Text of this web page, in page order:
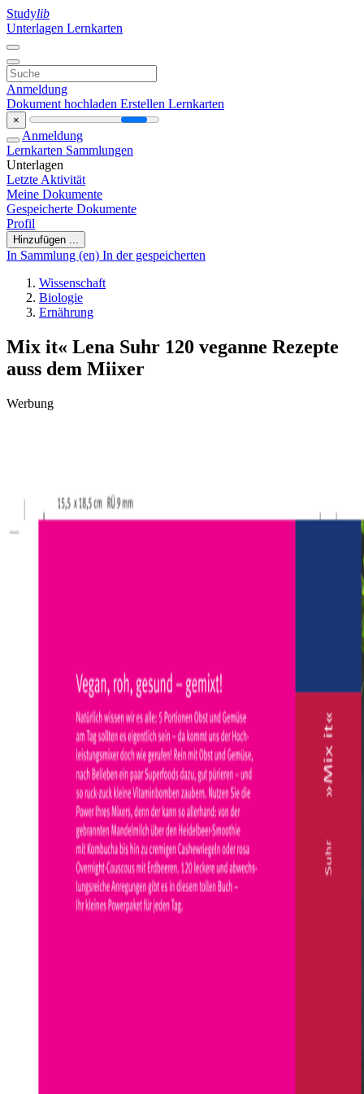
Studylib
Unterlagen Lernkarten
Anmeldung
Dokument hochladen Erstellen Lernkarten
×
Anmeldung
Lernkarten Sammlungen
Unterlagen
Letzte Aktivität
Meine Dokumente
Gespeicherte Dokumente
Profil
Hinzufügen ...
In Sammlung (en) In der gespeicherten
Wissenschaft
Biologie
Ernährung
Mix it« Lena Suhr 120 veganne Rezepte
auss dem Miixer
Werbung